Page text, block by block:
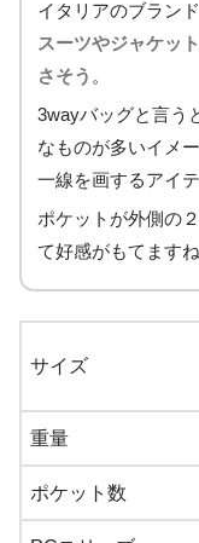
イタリアのブラン
スーツやジャケッ
さそう 。
3wayバッグと言う
なものが多いイメ
一線を画するアイテ
ポケットが外側の
て好感がもてますね
サイズ
重量
ポケット数